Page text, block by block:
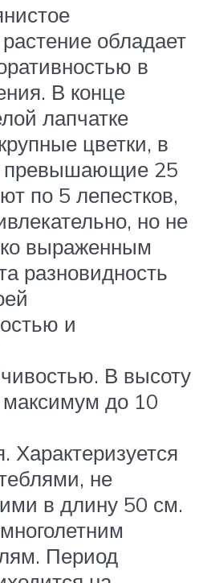
обладает
в
В конце
лапчатке
цветки, в
превышающие 25
по 5 лепестков,
но не
выраженным
разновидность
и
В высоту
максимум до 10
Характеризуется
не
в длину 50 см.
Период